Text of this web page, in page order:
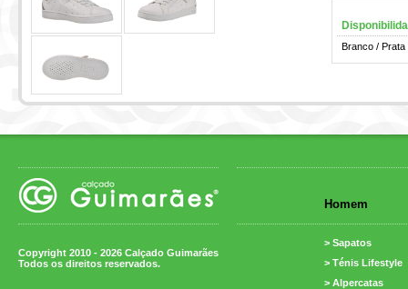
Branco / Prata
Copyright 2010 - 2026 Calçado Guimarães
Todos os direitos reservados.
Homem
> Sapatos
> Ténis Lifestyle
> Alpercatas